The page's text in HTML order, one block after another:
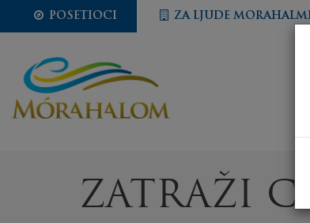
POSETIOCI ZA LJUDE
ZATRAŽI